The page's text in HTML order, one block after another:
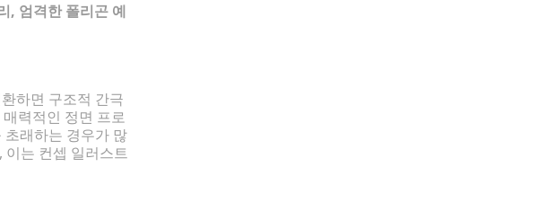
, 엄격한 폴리곤 예
하면 구조적 간극
력적인 정면 프로
래하는 경우가 많
는 컨셉 일러스트